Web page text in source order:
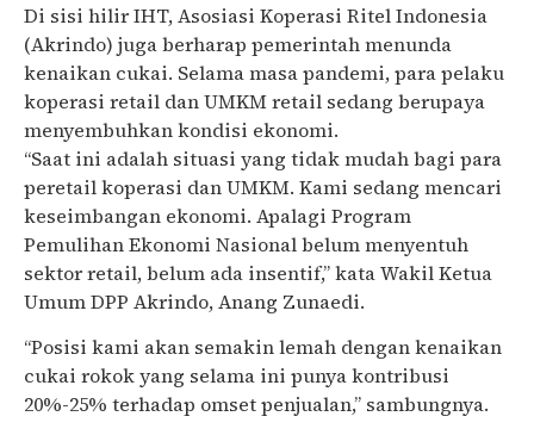
Di sisi hilir IHT, Asosiasi Koperasi Ritel Indonesia
(Akrindo) juga berharap pemerintah menunda
kenaikan cukai. Selama masa pandemi, para pelaku
koperasi retail dan UMKM retail sedang berupaya
menyembuhkan kondisi ekonomi.
“Saat ini adalah situasi yang tidak mudah bagi para
peretail koperasi dan UMKM. Kami sedang mencari
keseimbangan ekonomi. Apalagi Program
Pemulihan Ekonomi Nasional belum menyentuh
sektor retail, belum ada insentif,” kata Wakil Ketua
Umum DPP Akrindo, Anang Zunaedi.
“Posisi kami akan semakin lemah dengan kenaikan
cukai rokok yang selama ini punya kontribusi
20%-25% terhadap omset penjualan,” sambungnya.